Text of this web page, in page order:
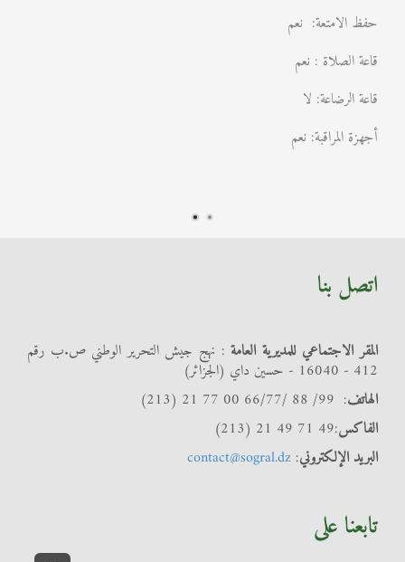
حفظ الامتعة: نعم
قاعة الصلاة : نعم
قاعة الرضاعة: لا
أجهزة المراقبة: نعم
اتصل بنا
المقر الاجتماعي للمديرية العامة : نهج جيش التحرير الوطني ص.ب رقم
412 - 16040 - حسين داي (الجزائر)
الهاتف: 99/ 88 /66/77 00 77 21 (213)
الفاكس:49 71 49 21 (213)
البريد الإلكتروني:
contact@sogral.dz
تابعنا على